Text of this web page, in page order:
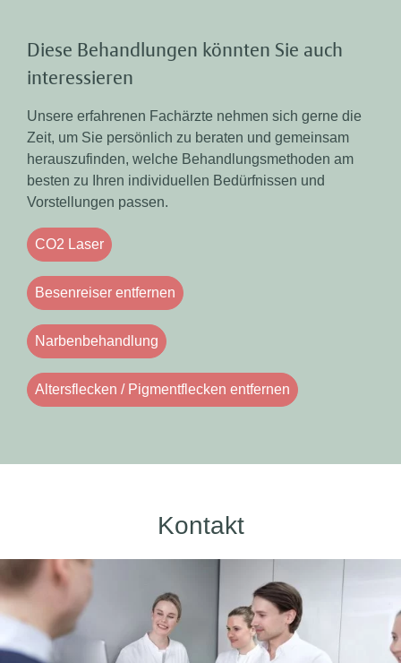
Diese Behandlungen könnten Sie auch
interessieren
Unsere erfahrenen Fachärzte nehmen sich gerne die
Zeit, um Sie persönlich zu beraten und gemeinsam
herauszufinden, welche Behandlungsmethoden am
besten zu Ihren individuellen Bedürfnissen und
Vorstellungen passen.
CO2 Laser
Besenreiser entfernen
Narbenbehandlung
Altersflecken / Pigmentflecken entfernen
Kontakt